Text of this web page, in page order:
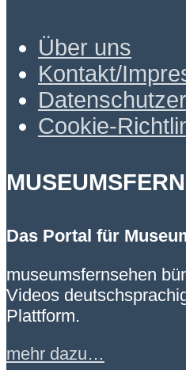
Über uns
Kontakt/
Cookie-
Das Portal für
museumsfernsehen
Videos
Plattform.
mehr dazu…